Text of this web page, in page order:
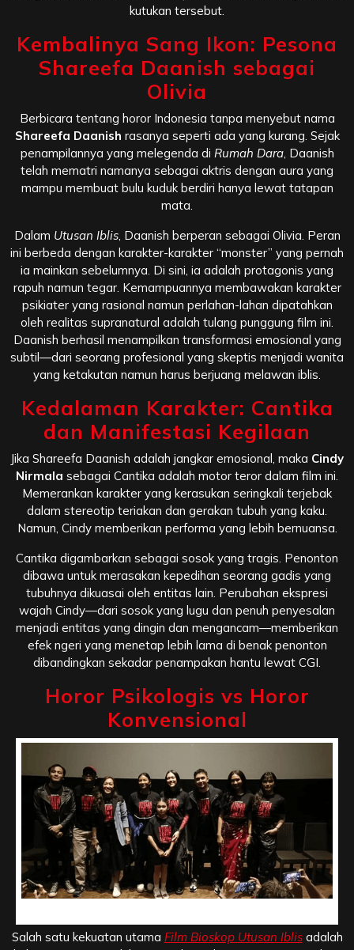
kutukan tersebut.
Kembalinya Sang Ikon: Pesona
Shareefa Daanish sebagai
Olivia
Berbicara tentang horor Indonesia tanpa menyebut nama
Shareefa Daanish rasanya seperti ada yang kurang. Sejak
penampilannya yang melegenda di Rumah Dara, Daanish
telah mematri namanya sebagai aktris dengan aura yang
mampu membuat bulu kuduk berdiri hanya lewat tatapan
mata.
Dalam Utusan Iblis, Daanish berperan sebagai Olivia. Peran
ini berbeda dengan karakter-karakter “monster” yang pernah
ia mainkan sebelumnya. Di sini, ia adalah protagonis yang
rapuh namun tegar. Kemampuannya membawakan karakter
psikiater yang rasional namun perlahan-lahan dipatahkan
oleh realitas supranatural adalah tulang punggung film ini.
Daanish berhasil menampilkan transformasi emosional yang
subtil—dari seorang profesional yang skeptis menjadi wanita
yang ketakutan namun harus berjuang melawan iblis.
Kedalaman Karakter: Cantika
dan Manifestasi Kegilaan
Jika Shareefa Daanish adalah jangkar emosional, maka Cindy
Nirmala sebagai Cantika adalah motor teror dalam film ini.
Memerankan karakter yang kerasukan seringkali terjebak
dalam stereotip teriakan dan gerakan tubuh yang kaku.
Namun, Cindy memberikan performa yang lebih bernuansa.
Cantika digambarkan sebagai sosok yang tragis. Penonton
dibawa untuk merasakan kepedihan seorang gadis yang
tubuhnya dikuasai oleh entitas lain. Perubahan ekspresi
wajah Cindy—dari sosok yang lugu dan penuh penyesalan
menjadi entitas yang dingin dan mengancam—memberikan
efek ngeri yang menetap lebih lama di benak penonton
dibandingkan sekadar penampakan hantu lewat CGI.
Horor Psikologis vs Horor
Konvensional
Salah satu kekuatan utama Film Bioskop Utusan Iblisadalah